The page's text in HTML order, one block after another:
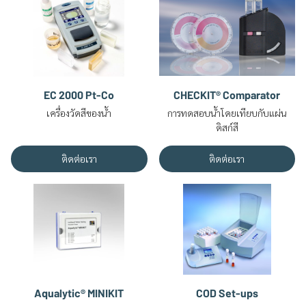
EC 2000 Pt-Co
เครื่องวัดสีของน้ำ
ติดต่อเรา
CHECKIT® Comparator
การทดสอบน้ำโดยเทียบกับแผ่น
ดิสก์สี
ติดต่อเรา
Aqualytic® MINIKIT COD Set-ups